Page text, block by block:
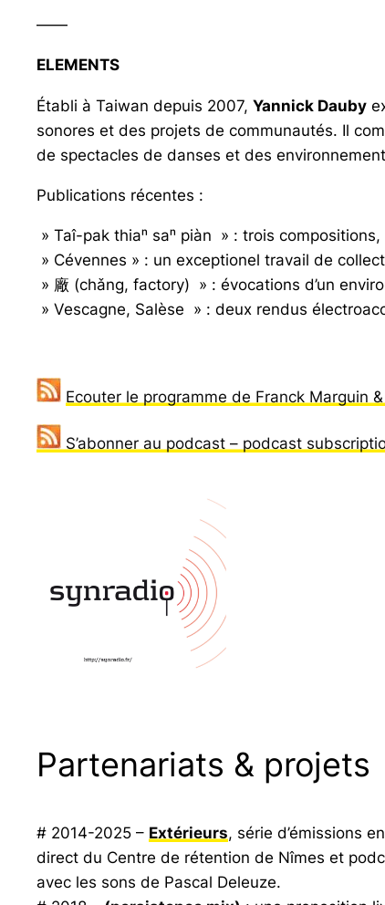
——
ELEMENTS
Établi à Taiwan depuis 2007, Yannick Dauby
sonores et des projets de communautés. Il
de spectacles de danses et des
Publications récentes :
» Taî-pak thiaⁿ saⁿ piàn » : trois
» Cévennes » : un exceptionel travail de
» 廠 (chǎng, factory) » : évocations d’un
» Vescagne, Salèse » : deux rendus
Ecouter le programme de Franck Marguin
S’abonner au podcast – podcast
Partenariats & projets
# 2014-2025 – Extérieurs, série d’émissions en
direct du Centre de rétention de Nîmes et
avec les sons de Pascal Deleuze.